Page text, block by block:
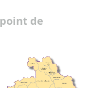
de